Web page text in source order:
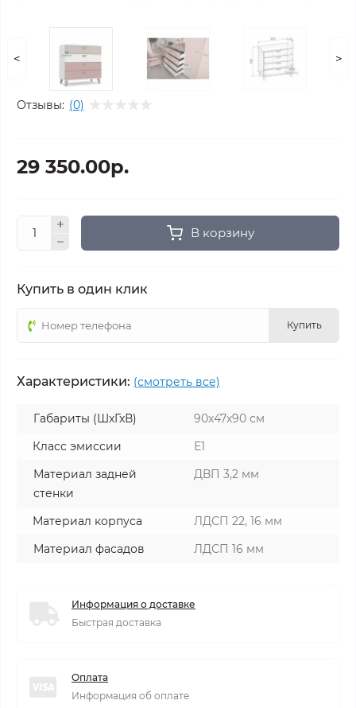
< >
Отзывы: (0)
29 350.00р.
В корзину
Купить в один клик
Купить
Характеристики: (смотреть все)
Габариты (ШхГхВ)
90х47х90 см
Класс эмиссии
Е1
Материал задней
стенки
ДВП 3,2 мм
Материал корпуса
ЛДСП 22, 16 мм
Материал фасадов
ЛДСП 16 мм
Информация о доставке
Быстрая доставка
Оплата
Информация об оплате